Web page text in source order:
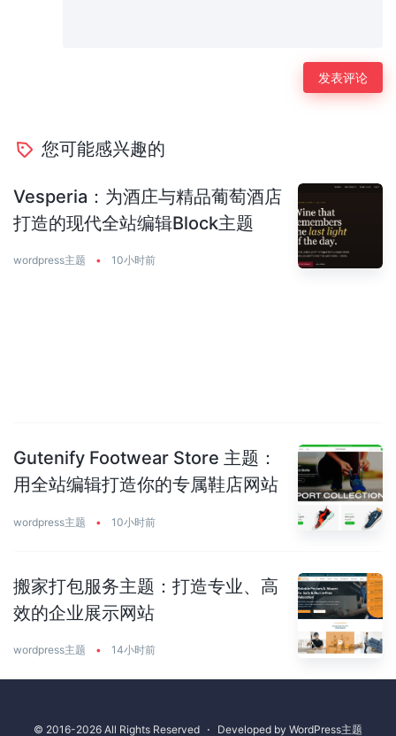
您可能感兴趣的
Vesperia：为酒庄与精品葡萄酒店
打造的现代全站编辑Block主题
wordpress主题 • 10小时前
Gutenify Footwear Store 主题：
用全站编辑打造你的专属鞋店网站
wordpress主题 • 10小时前
搬家打包服务主题：打造专业、高
效的企业展示网站
wordpress主题 • 14小时前
© 2016-2026 All Rights Reserved ⋅ Developed by WordPress主题